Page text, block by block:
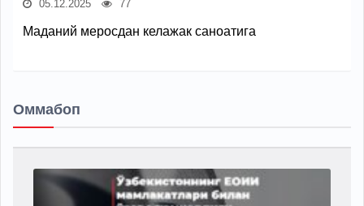
05.12.2025 77
Маданий меросдан келажак саноатига
Оммабоп